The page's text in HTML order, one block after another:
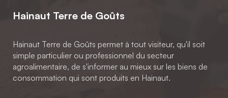
Hainaut Terre de Goûts
Hainaut Terre de Goûts permet à tout visiteur, qu'il soit
simple particulier ou professionnel du secteur
agroalimentaire, de s'informer au mieux sur les biens de
consommation qui sont produits en Hainaut.